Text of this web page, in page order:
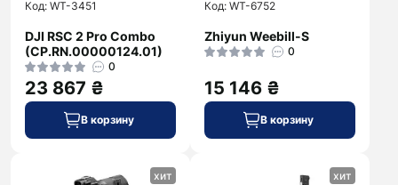
Код: WT-3451
DJI RSC 2 Pro Combo
(CP.RN.00000124.01)
0
23 867 ₴
В корзину
Код: WT-6752
Zhiyun Weebill-S
0
15 146 ₴
В корзину
хит хит